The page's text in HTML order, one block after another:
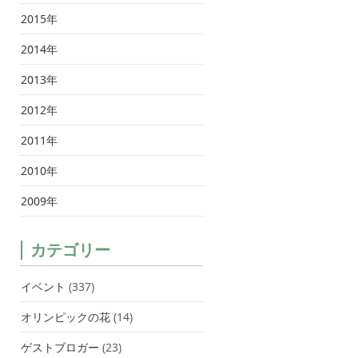
2015年
2014年
2013年
2012年
2011年
2010年
2009年
カテゴリー
イベント (337)
オリンピックの花 (14)
ゲストブロガー (23)